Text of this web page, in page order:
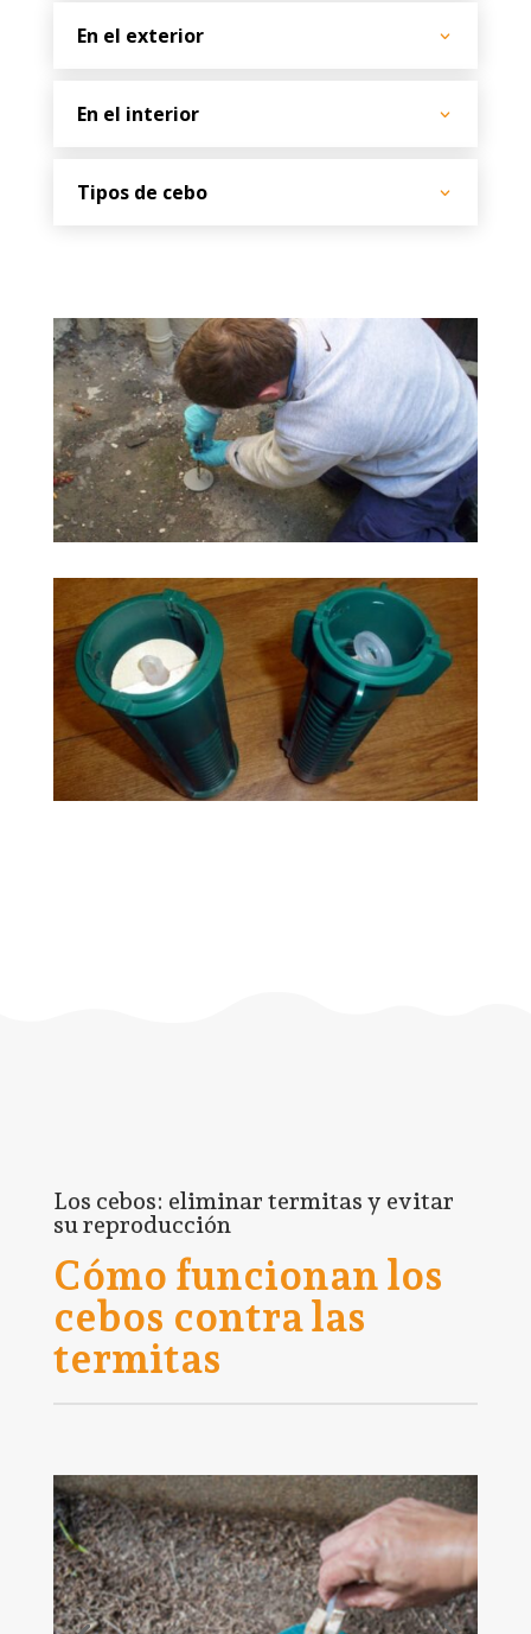
En el exterior
En el interior
Tipos de cebo
Los cebos: eliminar termitas y evitar
su reproducción
Cómo funcionan los
cebos contra las
termitas